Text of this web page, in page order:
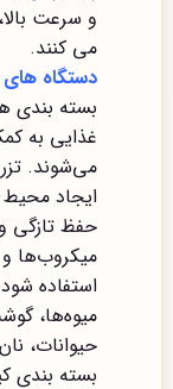
و سرعت
می کنند.
دستگاه های
بسته بندی
غذایی به
می‌شوند.
ایجاد
حفظ تازگی
میکروب‌ها
استفاده
میوه‌ها،
حیوانات،
بسته بندی